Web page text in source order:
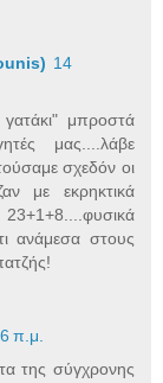
14
μπροστά
μας....λάβε
σχεδόν οι
με εκρηκτικά
ανάμεσα στους
π.μ.
της σύγχρονης